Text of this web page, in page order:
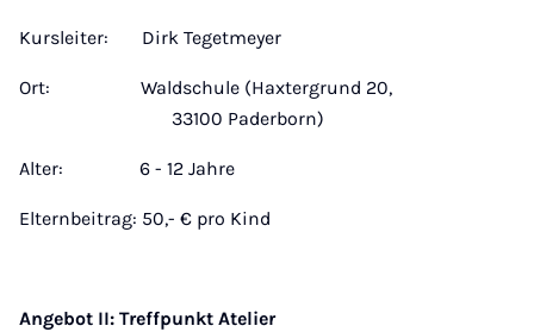
Kursleiter: Dirk Tegetmeyer
Ort: Waldschule (Haxtergrund 20,
33100 Paderborn)
Alter: 6 - 12 Jahre
Elternbeitrag: 50,- € pro Kind
Angebot II: Treffpunkt Atelier